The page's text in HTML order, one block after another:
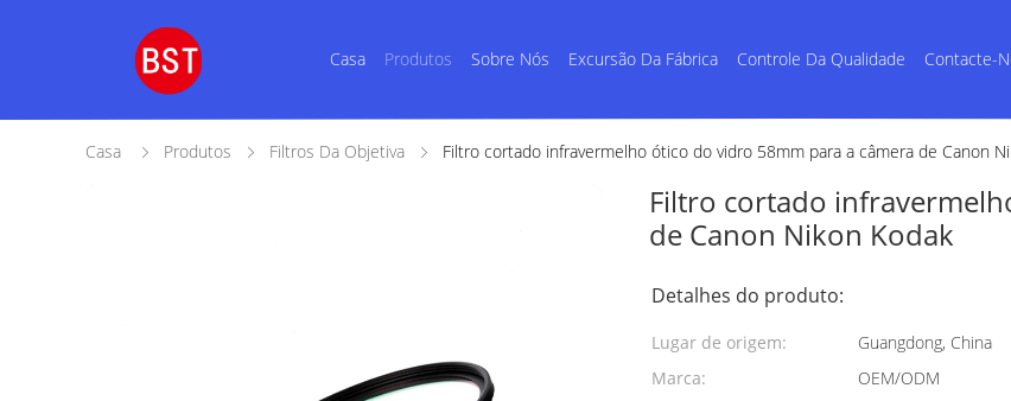
Casa Produtos Sobre Nós Excursão Da Fábrica Controle Da Qualidade Contacte-
Casa Produtos Filtros Da Objetiva Filtro cortado infravermelho ótico do vidro 58mm para a câmera de Canon
Filtro cortado
de Canon Nikon Kodak
Detalhes do produto:
Lugar de origem:
Guangdong, China
Marca:
OEM/ODM